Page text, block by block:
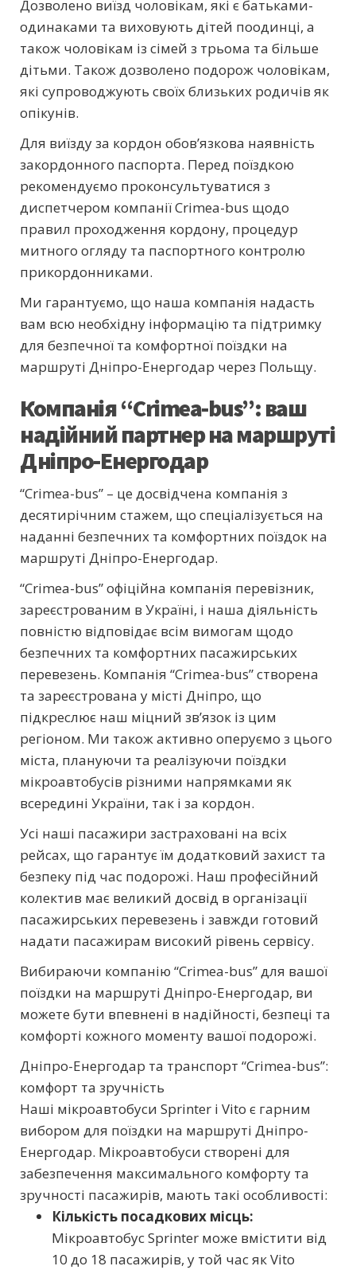
Дозволено виїзд чоловікам, які є батьками-
одинаками та виховують дітей поодинці, а
також чоловікам із сімей з трьома та більше
дітьми. Також дозволено подорож чоловікам,
які супроводжують своїх близьких родичів як
опікунів.
Для виїзду за кордон обов’язкова наявність
закордонного паспорта. Перед поїздкою
рекомендуємо проконсультуватися з
диспетчером компанії Crimea-bus щодо
правил проходження кордону, процедур
митного огляду та паспортного контролю
прикордонниками.
Ми гарантуємо, що наша компанія надасть
вам всю необхідну інформацію та підтримку
для безпечної та комфортної поїздки на
маршруті Дніпро-Енергодар через Польщу.
Компанія “Crimea-bus”: ваш
надійний партнер на маршруті
Дніпро-Енергодар
“Crimea-bus” – це досвідчена компанія з
десятирічним стажем, що спеціалізується на
наданні безпечних та комфортних поїздок на
маршруті Дніпро-Енергодар.
“Crimea-bus” офіційна компанія перевізник,
зареєстрованим в Україні, і наша діяльність
повністю відповідає всім вимогам щодо
безпечних та комфортних пасажирських
перевезень. Компанія “Crimea-bus” створена
та зареєстрована у місті Дніпро, що
підкреслює наш міцний зв’язок із цим
регіоном. Ми також активно оперуємо з цього
міста, плануючи та реалізуючи поїздки
мікроавтобусів різними напрямками як
всередині України, так і за кордон.
Усі наші пасажири застраховані на всіх
рейсах, що гарантує їм додатковий захист та
безпеку під час подорожі. Наш професійний
колектив має великий досвід в організації
пасажирських перевезень і завжди готовий
надати пасажирам високий рівень сервісу.
Вибираючи компанію “Crimea-bus” для вашої
поїздки на маршруті Дніпро-Енергодар, ви
можете бути впевнені в надійності, безпеці та
комфорті кожного моменту вашої подорожі.
Дніпро-Енергодар та транспорт “Crimea-bus”:
комфорт та зручність
Наші мікроавтобуси Sprinter і Vito є гарним
вибором для поїздки на маршруті Дніпро-
Енергодар. Мікроавтобуси створені для
забезпечення максимального комфорту та
зручності пасажирів, мають такі особливості:
Кількість посадкових місць:
Мікроавтобус Sprinter може вмістити від
10 до 18 пасажирів, у той час як Vito